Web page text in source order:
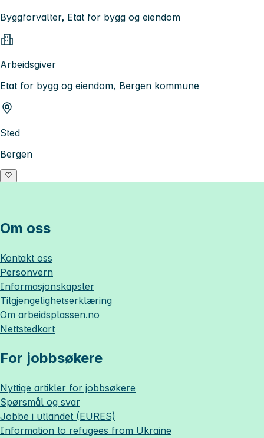
Byggforvalter, Etat for bygg og eiendom
Arbeidsgiver
Etat for bygg og eiendom, Bergen kommune
Sted
Bergen
Om oss
Kontakt oss
Personvern
Informasjonskapsler
Tilgjengelighetserklæring
Om arbeidsplassen.no
Nettstedkart
For jobbsøkere
Nyttige artikler for jobbsøkere
Spørsmål og svar
Jobbe i utlandet (EURES)
Information to refugees from Ukraine